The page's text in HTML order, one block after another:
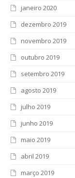
janeiro 2020
dezembro 2019
novembro 2019
outubro 2019
setembro 2019
agosto 2019
julho 2019
junho 2019
maio 2019
abril 2019
março 2019